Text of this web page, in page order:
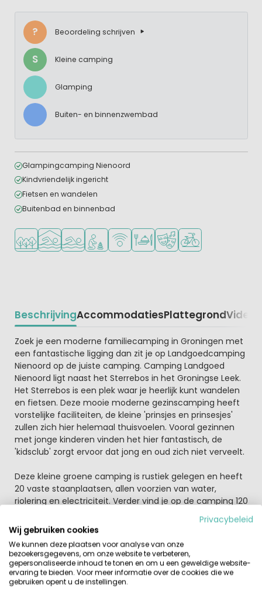
? Beoordeling schrijven
S Kleine camping
Glamping
Buiten- en binnenzwembad
Glampingcamping Nienoord
Kindvriendelijk ingericht
Fietsen en wandelen
Buitenbad en binnenbad
Ligt in een bosrijke omgeving
Overdekt zwembad
Openlucht zwembad
Aanbevolen voor jonge kinderen
WiFi beschikbaar
Restaurant of pizzeria
Animatieprogramma
Fietsverhuur
BeschrijvingAccommodatiesPlattegrondVideo
Beschrijving
Zoek je een moderne familiecamping in Groningen met
een fantastische ligging dan zit je op Landgoedcamping
Nienoord op de juiste camping. Camping Landgoed
Nienoord ligt naast het Sterrebos in het Groningse Leek.
Het Sterrebos is een plek waar je heerlijk kunt wandelen
en fietsen. Deze mooie moderne gezinscamping heeft
vorstelijke faciliteiten, de kleine 'prinsjes en prinsesjes'
zullen zich hier helemaal thuisvoelen. Vooral gezinnen
met jonge kinderen vinden het hier fantastisch, de
'kidsclub' zorgt ervoor dat jong en oud zich niet verveelt.
Deze kleine groene camping is rustiek gelegen en heeft
20 vaste staanplaatsen, allen voorzien van water,
riolering en electriciteit. Verder vind je op de camping 120
tourplaatsen, voorzien van electriciteit en gedeeltelijk
voorzien van water en vuilwaterafvoer. In het
sanitairgebouw vind je warme douches en aparte
wascabines voor dames en heren. Voor minder-validen
zijn er voorzieningen aangepast. Campers zijn ook
welkom, hier is een speciale waterstortplaats en
waterbijvulplaats aanwezig.
Privacybeleid
Wij gebruiken cookies
We kunnen deze plaatsen voor analyse van onze
bezoekersgegevens, om onze website te verbeteren,
gepersonaliseerde inhoud te tonen en om u een geweldige website-
ervaring te bieden. Voor meer informatie over de cookies die we
gebruiken opent u de instellingen.